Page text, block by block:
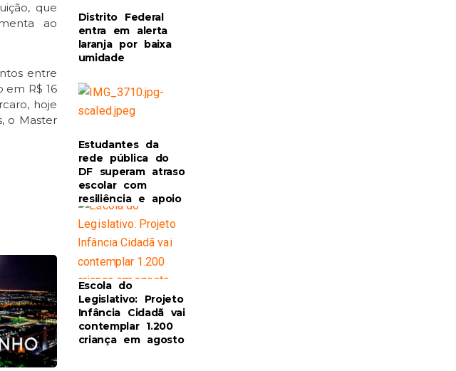
que
ao
entre
em R$ 16
hoje
o Master
Distrito Federal
entra em alerta
laranja por baixa
umidade
Estudantes da
rede pública do
DF superam atraso
escolar com
resiliência e apoio
Escola do
Legislativo: Projeto
Infância Cidadã vai
contemplar 1.200
criança em agosto